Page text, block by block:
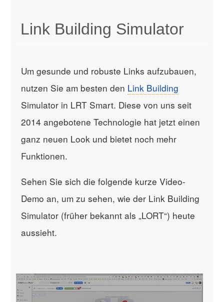
Link Building Simulator
Um gesunde und robuste Links aufzubauen,
nutzen Sie am besten den Link Building
Simulator in LRT Smart. Diese von uns seit
2014 angebotene Technologie hat jetzt einen
ganz neuen Look und bietet noch mehr
Funktionen.
Sehen Sie sich die folgende kurze Video-
Demo an, um zu sehen, wie der Link Building
Simulator (früher bekannt als „LORT“) heute
aussieht.